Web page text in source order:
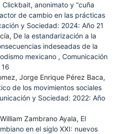
Clickbait, anonimato y “cuña
de cambio en las prácticas
y Sociedad: 2024: Año 21
De la estandarización a la
indeseadas de la
mexicano , Comunicación
Jorge Enrique Pérez Baca,
de los movimientos sociales
y Sociedad: 2022: Año
Zambrano Ayala, El
en el siglo XXI: nuevos